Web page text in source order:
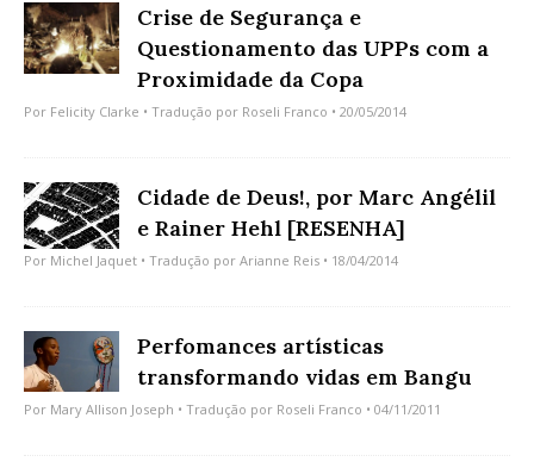
Crise de Segurança e
Questionamento das UPPs com a
Proximidade da Copa
Por Felicity Clarke • Tradução por Roseli Franco • 20/05/2014
Cidade de Deus!, por Marc Angélil
e Rainer Hehl [RESENHA]
Por Michel Jaquet • Tradução por Arianne Reis • 18/04/2014
Perfomances artísticas
transformando vidas em Bangu
Por Mary Allison Joseph • Tradução por Roseli Franco • 04/11/2011